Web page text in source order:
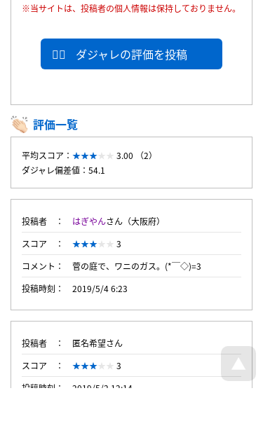
※当サイトは、投稿者の個人情報は保持しておりません。
ダジャレの評価を投稿
評価一覧
平均スコア：
3.00 （2）
ダジャレ偏差値：54.1
投稿者 はぎやんさん（大阪府）
スコア
3
コメント
菅の庭で、ワニのガス。(*￣◇)=3
投稿時刻
2019/5/4 6:23
投稿者
匿名希望さん
スコア
3
投稿時刻
2019/5/2 12:14